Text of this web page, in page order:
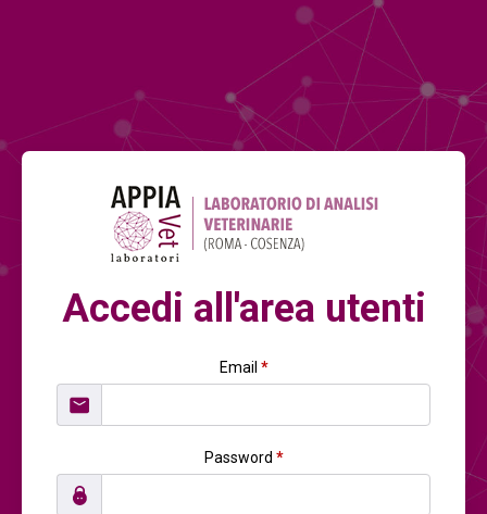
Accedi all'area utenti
Email *
Password *